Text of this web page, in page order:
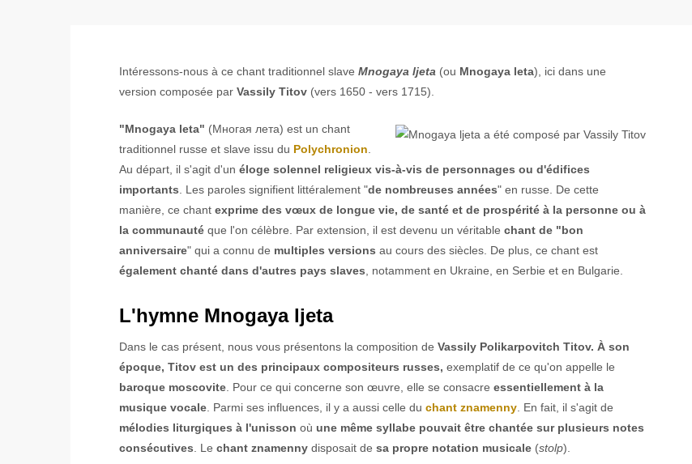
Intéressons-nous à ce chant traditionnel slave Mnogaya ljeta (ou Mnogaya leta), ici dans une
version composée par Vassily Titov (vers 1650 - vers 1715).
"Mnogaya leta" (Многая лета) est un chant
traditionnel russe et slave issu du Polychronion
Au départ, il s'agit d'un éloge solennel religieux vis-à-vis de personnages ou d'édifices
importants . Les paroles signifient littéralement "de nombreuses années" en russe. De cette
manière, ce chant exprime des vœux de longue vie, de santé et de prospérité à la personne ou à
la communauté que l'on célèbre. Par extension, il est devenu un véritable chant de "bon
anniversaire" qui a connu de multiples versions au cours des siècles. De plus, ce chant est
également chanté dans d'autres pays slaves , notamment en Ukraine, en Serbie et en Bulgarie.
L'hymne Mnogaya ljeta
Dans le cas présent, nous vous présentons la composition de Vassily Polikarpovitch Titov. À son
époque, Titov est un des principaux compositeurs russes, exemplatif de ce qu'on appelle le
baroque moscovite . Pour ce qui concerne son œuvre, elle se consacre essentiellement à la
musique vocale . Parmi ses influences, il y a aussi celle du chant znamenny . En fait, il s'agit de
mélodies liturgiques à l'unisson où une même syllabe pouvait être chantée sur plusieurs notes
consécutives . Le chant znamenny disposait de sa propre notation musicale (stolp).